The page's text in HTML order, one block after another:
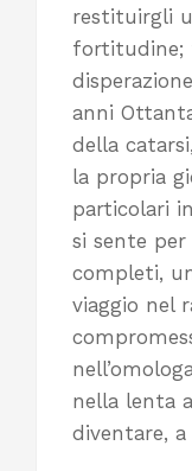
restituirgli
fortitudine;
anni
della
la propria
particolari
si sente
completi,
viaggio nel
nella lenta
diventare, a